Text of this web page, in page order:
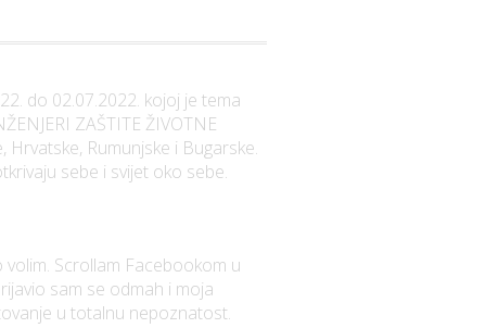
do 02.07.2022. kojoj je tema
ZAŠTITE ŽIVOTNE
Rumunjske i Bugarske.
sebe i svijet oko sebe.
Scrollam Facebookom u
sam se odmah i moja
u totalnu nepoznatost.